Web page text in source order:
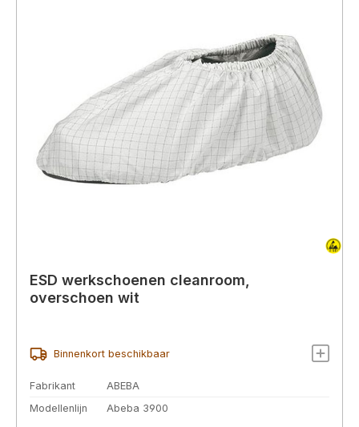
ESD werkschoenen cleanroom,
overschoen wit
Binnenkort beschikbaar
Fabrikant
ABEBA
Modellenlijn
Abeba 3900